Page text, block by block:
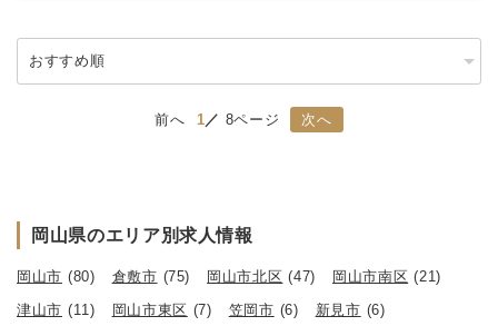
前へ 1 8ページ 次へ
岡山県のエリア別求人情報
岡山市 (80) 倉敷市 (75) 岡山市北区 (47) 岡山市南区 (21)
津山市 (11) 岡山市東区 (7) 笠岡市 (6) 新見市 (6)